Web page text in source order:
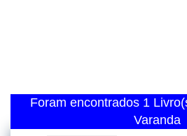
Foram encontrados 1
Varanda